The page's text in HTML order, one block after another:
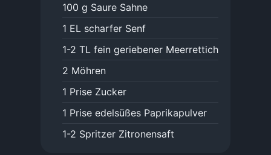
100 g Saure Sahne
1 EL scharfer Senf
1-2 TL fein geriebener Meerrettich
2 Möhren
1 Prise Zucker
1 Prise edelsüßes Paprikapulver
1-2 Spritzer Zitronensaft